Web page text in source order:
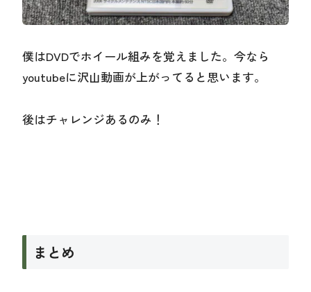
僕はDVDでホイール組みを覚えました。今なら
youtubeに沢山動画が上がってると思います。
後はチャレンジあるのみ！
まとめ